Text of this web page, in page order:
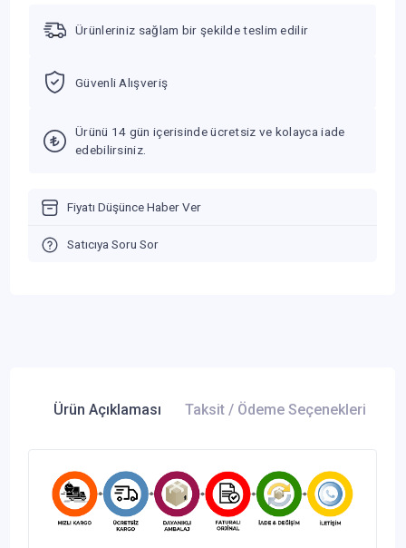
Ürünleriniz sağlam bir şekilde teslim edilir
Güvenli Alışveriş
Ürünü 14 gün içerisinde ücretsiz ve kolayca iade
edebilirsiniz.
Fiyatı Düşünce Haber Ver
Satıcıya Soru Sor
Ürün Açıklaması Taksit / Ödeme Seçenekleri